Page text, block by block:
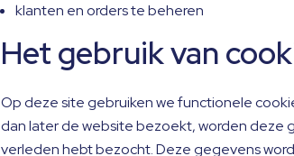
klanten en orders te beheren
Het gebruik van
Op deze site gebruiken we functionele
dan later de website bezoekt, worden deze
verleden hebt bezocht. Deze gegevens